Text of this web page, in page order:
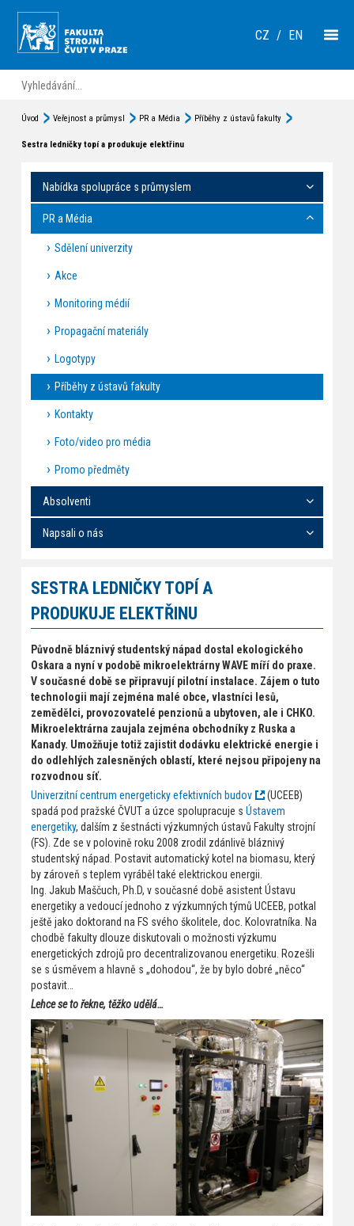
CZ / EN
Úvod Veřejnost a průmysl PR a Média Příběhy z ústavů fakulty
Sestra ledničky topí a produkuje elektřinu
Nabídka spolupráce s průmyslem
PR a Média
Sdělení univerzity
Akce
Monitoring médií
Propagační materiály
Logotypy
Příběhy z ústavů fakulty
Kontakty
Foto/video pro média
Promo předměty
Absolventi
Napsali o nás
SESTRA LEDNIČKY TOPÍ A
PRODUKUJE ELEKTŘINU
Původně bláznivý studentský nápad dostal ekologického
Oskara a nyní v podobě mikroelektrárny WAVE míří do praxe.
V současné době se připravují pilotní instalace. Zájem o tuto
technologii mají zejména malé obce, vlastníci lesů,
zemědělci, provozovatelé penzionů a ubytoven, ale i CHKO.
Mikroelektrárna zaujala zejména obchodníky z Ruska a
Kanady. Umožňuje totiž zajistit dodávku elektrické energie i
do odlehlých zalesněných oblastí, které nejsou připojeny na
rozvodnou síť.
Univerzitní centrum energeticky efektivních budov
(UCEEB)
spadá pod pražské ČVUT a úzce spolupracuje s Ústavem
energetiky, dalším z šestnácti výzkumných ústavů Fakulty strojní
(FS). Zde se v polovině roku 2008 zrodil zdánlivě bláznivý
studentský nápad. Postavit automatický kotel na biomasu, který
by zároveň s teplem vyráběl také elektrickou energii.
Ing. Jakub Maščuch, Ph.D, v současné době asistent Ústavu
energetiky a vedoucí jednoho z výzkumných týmů UCEEB, potkal
ještě jako doktorand na FS svého školitele, doc. Kolovratníka. Na
chodbě fakulty dlouze diskutovali o možnosti výzkumu
energetických zdrojů pro decentralizovanou energetiku. Rozešli
se s úsměvem a hlavně s „dohodou“, že by bylo dobré „něco“
postavit…
Lehce se to řekne, těžko udělá…